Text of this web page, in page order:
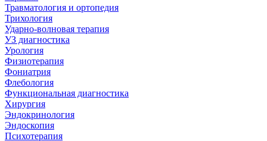
Травматология и ортопедия
Трихология
Ударно-волновая терапия
УЗ диагностика
Урология
Физиотерапия
Фониатрия
Флебология
Функциональная диагностика
Хирургия
Эндокринология
Эндоскопия
Психотерапия